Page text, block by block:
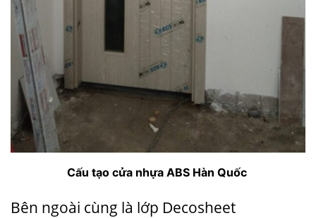
Cấu tạo cửa nhựa ABS Hàn Quốc
Bên ngoài cùng là lớp Decosheet